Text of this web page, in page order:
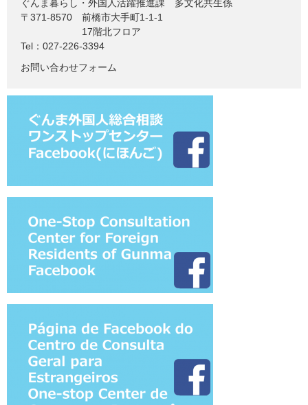
ぐんま暮らし・外国人活躍推進課
多文化共生係
〒371-8570
前橋市大手町1-1-1
17階北フロア
Tel：027-226-3394
お問い合わせフォーム